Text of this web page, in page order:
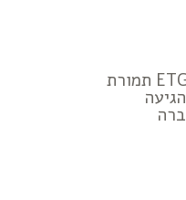
הראל רכשה 5% מ-ETGA תמורת